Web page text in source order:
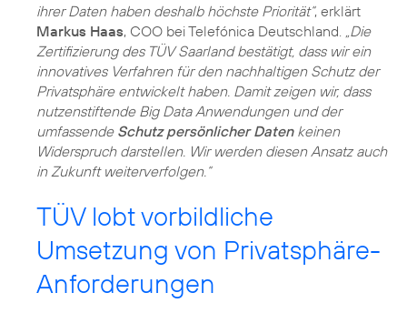
ihrer Daten haben deshalb höchste Priorität“, erklärt
Markus Haas, COO bei Telefónica Deutschland.
„Die
Zertifizierung des TÜV Saarland bestätigt, dass wir ein
innovatives Verfahren für den nachhaltigen Schutz der
Privatsphäre entwickelt haben. Damit zeigen wir, dass
nutzenstiftende Big Data Anwendungen und der
umfassende Schutz persönlicher Datenkeinen
Widerspruch darstellen. Wir werden diesen Ansatz auch
in Zukunft weiterverfolgen.“
TÜV lobt vorbildliche
Umsetzung von Privatsphäre-
Anforderungen